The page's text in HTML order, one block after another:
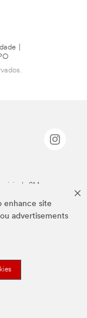
enhance site
advertisements
da 3M.